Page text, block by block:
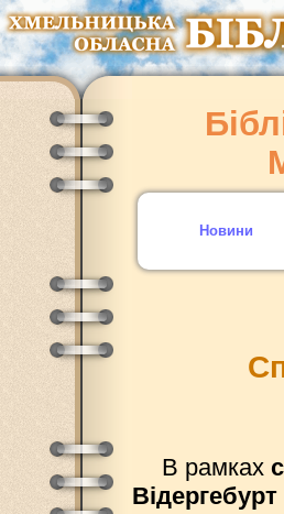
Новини
В рамках
Відергебурт